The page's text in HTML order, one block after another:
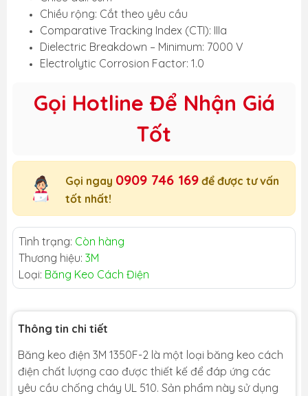
Chiều rộng: Cắt theo yêu cầu
Comparative Tracking Index (CTI): IIIa
Dielectric Breakdown – Minimum: 7000 V
Electrolytic Corrosion Factor: 1.0
Gọi Hotline Để Nhận Giá
Tốt
Gọi ngay 0909 746 169 để được tư vấn
tốt nhất!
Tình trạng: Còn hàng
Thương hiệu: 3M
Loại: Băng Keo Cách Điện
Thông tin chi tiết
Băng keo điện 3M 1350F-2 là một loại băng keo cách
điện chất lượng cao được thiết kế để đáp ứng các
yêu cầu chống cháy UL 510. Sản phẩm này sử dụng